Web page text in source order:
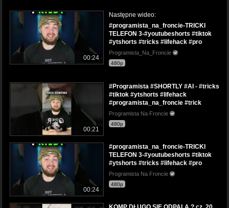
00:24
Następne wideo:
#programista_na_froncie-TRICKI
TELEFON 3-#youtubeshorts #tiktok
#ytshorts #tricks #lifehack #pro
Programista_Na_Froncie
480p
00:21
#Programista #SHORTLY #AI - #tricks
#tiktok #ytshorts #lifehack
#programista_na_froncie #trick
Programista Na Froncie
480p
00:24
#programista_na_froncie-TRICKI
TELEFON 3-#youtubeshorts #tiktok
#ytshorts #tricks #lifehack #pro
Programista Na Froncie
480p